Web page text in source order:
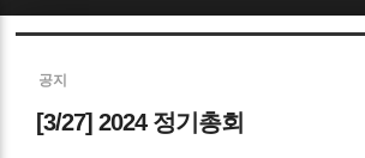
공지
[3/27] 2024 정기총회
Sketchbook5, 스케치북5